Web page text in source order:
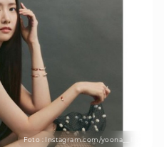
Foto : Instagram.com/yoona__lim